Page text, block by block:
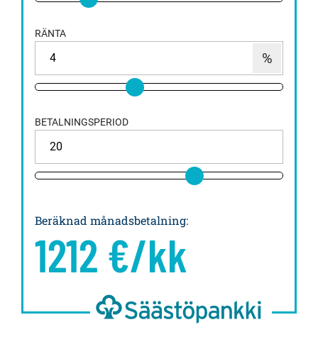
RÄNTA
BETALNINGSPERIOD
Beräknad månadsbetalning:
1212 €/kk